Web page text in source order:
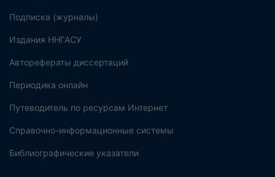
Подписка (журналы)
Издания ННГАСУ
Авторефераты диссертаций
Периодика онлайн
Путеводитель по ресурсам Интернет
Справочно-информационные системы
Библиографические указатели